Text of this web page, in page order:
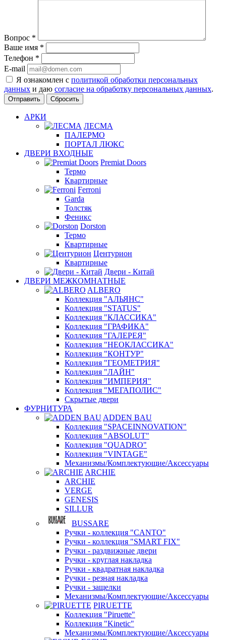
Вопрос *
Ваше имя *
Телефон *
E-mail
Я ознакомлен с политикой обработки персональных
данных и даю согласие на обработку персональных данных.
Сбросить
АРКИ
ЛЕСМА
ПАЛЕРМО
ПОРТАЛ ЛЮКС
ДВЕРИ ВХОДНЫЕ
Premiat Doors
Термо
Квартирные
Ferroni
Garda
Толстяк
Феникс
Dorston
Термо
Квартирные
Центурион
Квартирные
Двери - Китай
ДВЕРИ МЕЖКОМНАТНЫЕ
ALBERO
Коллекция "АЛЬЯНС"
Коллекция "STATUS"
Коллекция "КЛАССИКА"
Коллекция "ГРАФИКА"
Коллекция "ГАЛЕРЕЯ"
Коллекция "НЕОКЛАССИКА"
Коллекция "КОНТУР"
Коллекция "ГЕОМЕТРИЯ"
Коллекция "ЛАЙН"
Коллекция "ИМПЕРИЯ"
Коллекция "МЕГАПОЛИС"
Скрытые двери
ФУРНИТУРА
ADDEN BAU
Коллекция "SPACEINNOVATION"
Коллекция "ABSOLUT"
Коллекция "QUADRO"
Коллекция "VINTAGE"
Механизмы/Комплектующие/Аксессуары
ARCHIE
ARCHIE
VERGE
GENESIS
SILLUR
BUSSARE
Ручки - коллекция "CANTO"
Ручки - коллекция "SMART FIX"
Ручки - раздвижные двери
Ручки - круглая накладка
Ручки - квадратная накладка
Ручки - резная накладка
Ручки - защелки
Механизмы/Комплектующие/Аксессуары
PIRUETTE
Коллекция "Piruette"
Коллекция "Kinetic"
Механизмы/Комплектующие/Аксессуары